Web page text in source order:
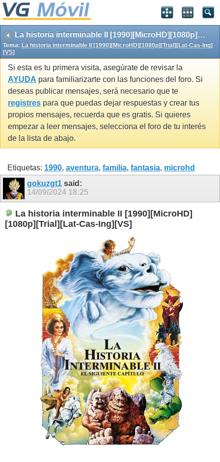
La historia interminable II [1990][MicroHD][1080p][Trial][Lat-Cas-Ing][VS]
Tema: La historia interminable II [1990][MicroHD][1080p][Trial][Lat-Cas-Ing]
[VS]
Si esta es tu primera visita, asegúrate de revisar la
AYUDA para familiarizarte con las funciones del foro. Si
deseas publicar mensajes, será necesario que te
registres para que puedas dejar respuestas y crear tus
propios mensajes, recuerda que es gratis. Si quieres
empezar a leer mensajes, selecciona el foro de tu interés
de la lista de abajo.
Etiquetas: 1990, aventura, familia, fantasia, microhd
gokuzgt1 said:
14/09/2024 18:25
La historia interminable II [1990][MicroHD]
[1080p][Trial][Lat-Cas-Ing][VS]